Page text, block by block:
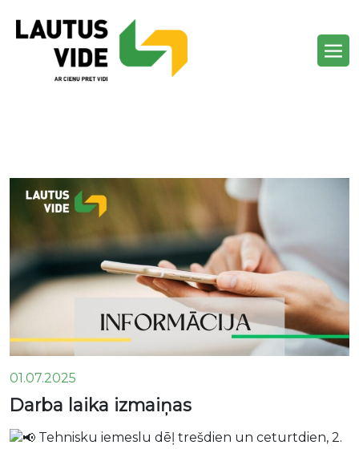
01.07.2025
Darba laika izmaiņas
Tehnisku iemeslu dēļ trešdien un ceturtdien, 2.